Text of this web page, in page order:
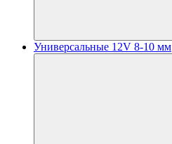
Универсальные 12V 8-10 мм